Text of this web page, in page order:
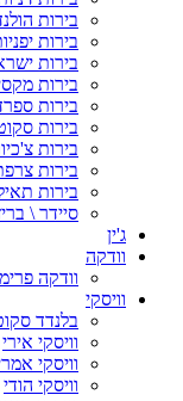
בירות
בירות
בירות
בירות
בירות
בירות
בירות
בירות
בירות
סיידר \
ג'ין
וודקה
וודקה
וויסקי
בלנדד
וויסקי אירי
וויסקי
וויסקי הודי